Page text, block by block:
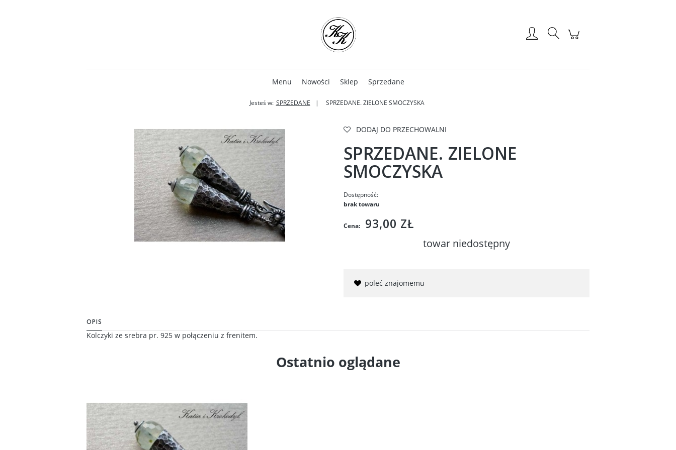
Menu Nowości Sklep Sprzedane
Jesteś w: SPRZEDANE SPRZEDANE. ZIELONE SMOCZYSKA
DODAJ DO PRZECHOWALNI
SPRZEDANE. ZIELONE
SMOCZYSKA
Dostępność:
brak towaru
Cena: 93,00 ZŁ
towar niedostępny
poleć znajomemu
OPIS
Kolczyki ze srebra pr. 925 w połączeniu z frenitem.
Ostatnio oglądane